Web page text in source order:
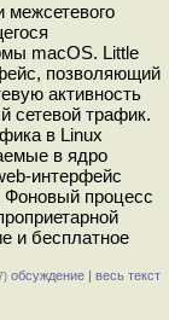
межсетевого
macOS. Little
позволяющий
активность
сетевой трафик.
в Linux
в ядро
интерфейс
Фоновый процесс
и бесплатное
обсуждение | весь текст